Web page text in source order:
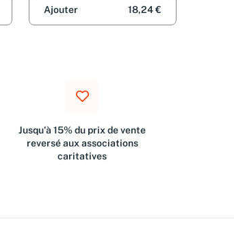
Ajouter
18,24 €
Jusqu'à 15% du prix de vente
reversé aux associations
caritatives